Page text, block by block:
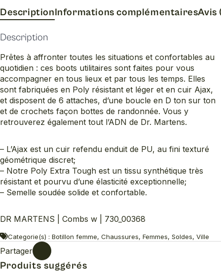
DescriptionInformations complémentairesAvis
Description
Prêtes à affronter toutes les situations et confortables au
quotidien : ces boots utilitaires sont faites pour vous
accompagner en tous lieux et par tous les temps. Elles
sont fabriquées en Poly résistant et léger et en cuir Ajax,
et disposent de 6 attaches, d’une boucle en D ton sur ton
et de crochets façon bottes de randonnée. Vous y
retrouverez également tout l’ADN de Dr. Martens.
– L’Ajax est un cuir refendu enduit de PU, au fini texturé
géométrique discret;
– Notre Poly Extra Tough est un tissu synthétique très
résistant et pourvu d’une élasticité exceptionnelle;
– Semelle soudée solide et confortable.
DR MARTENS | Combs w | 730_00368
Categorie(s) : Botillon femme, Chaussures, Femmes, Soldes, Ville
Partager
Produits suggérés